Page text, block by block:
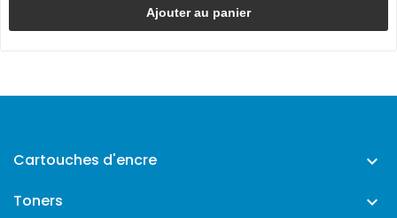
Ajouter au panier
Cartouches d'encre 
Toners 